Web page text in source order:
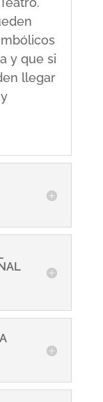
y que si
llegar